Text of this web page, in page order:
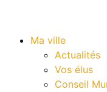
Ma ville
Actualités
Vos élus
Conseil